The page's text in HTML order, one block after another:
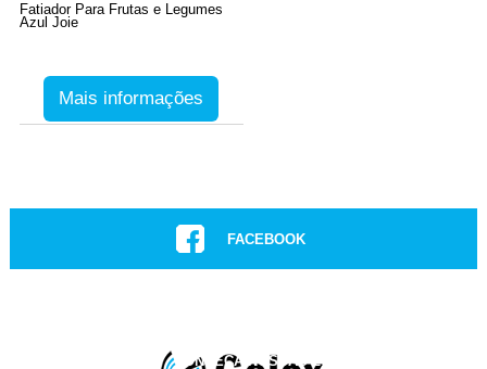
Fatiador Para Frutas e Legumes
Azul Joie
Mais informações
FACEBOOK
CONHEÇA NOSSAS LOJAS